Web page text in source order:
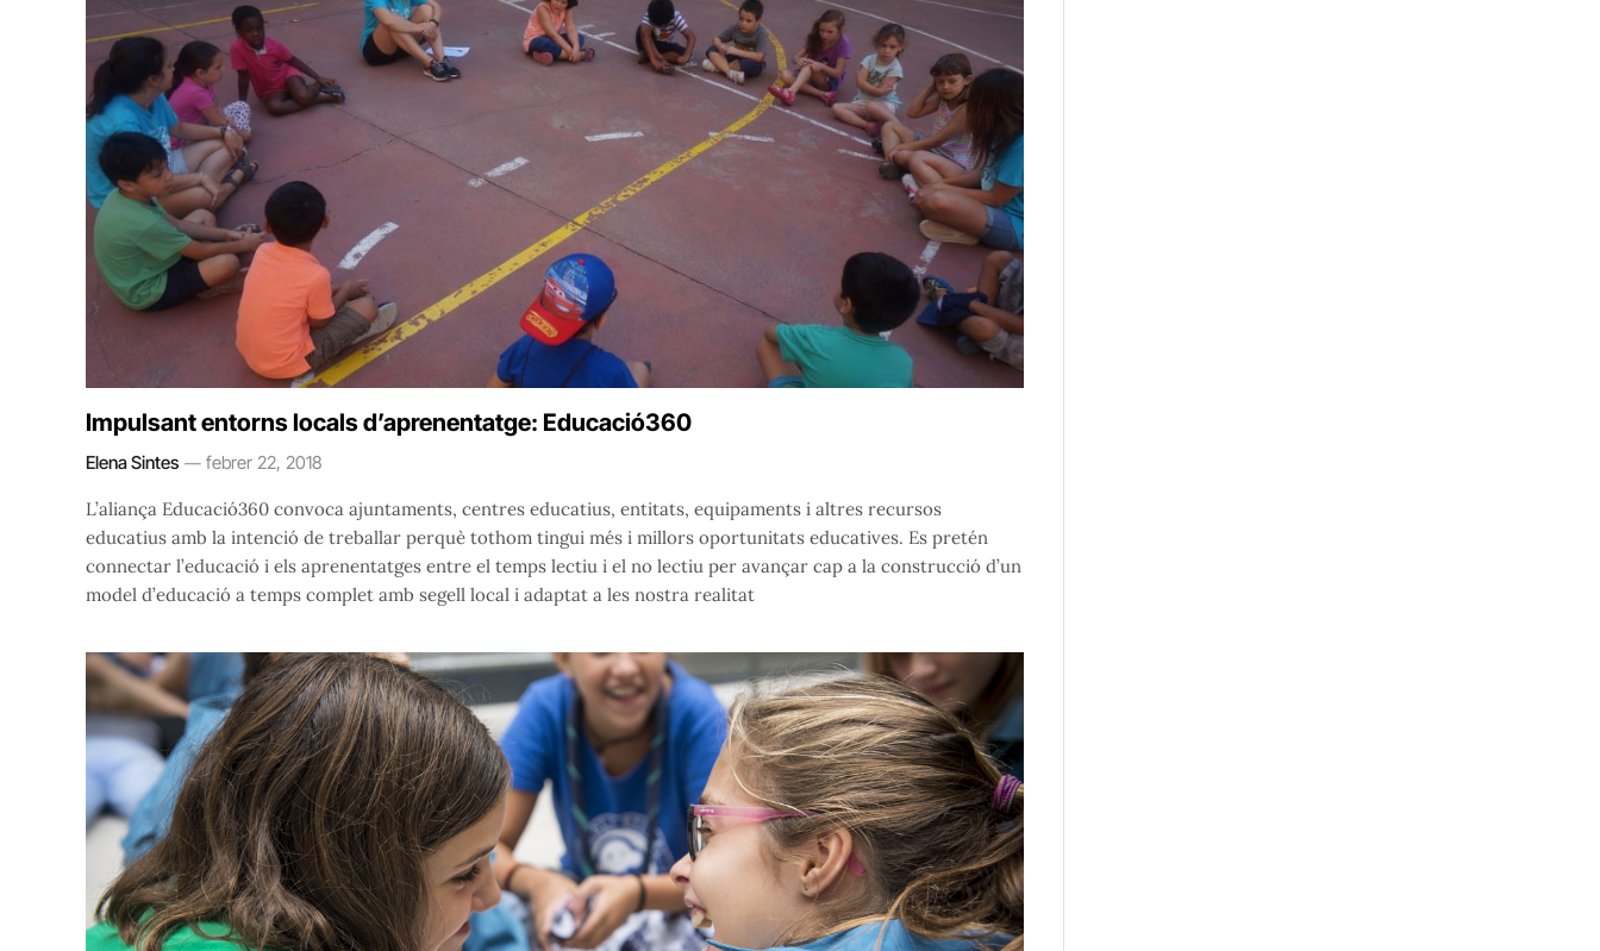
Impulsant entorns locals d’aprenentatge: Educació360
Elena Sintes febrer 22, 2018
L’aliança Educació360 convoca ajuntaments, centres educatius, entitats, equipaments i altres recursos
educatius amb la intenció de treballar perquè tothom tingui més i millors oportunitats educatives. Es pretén
connectar l’educació i els aprenentatges entre el temps lectiu i el no lectiu per avançar cap a la construcció d’un
model d’educació a temps complet amb segell local i adaptat a les nostra realitat